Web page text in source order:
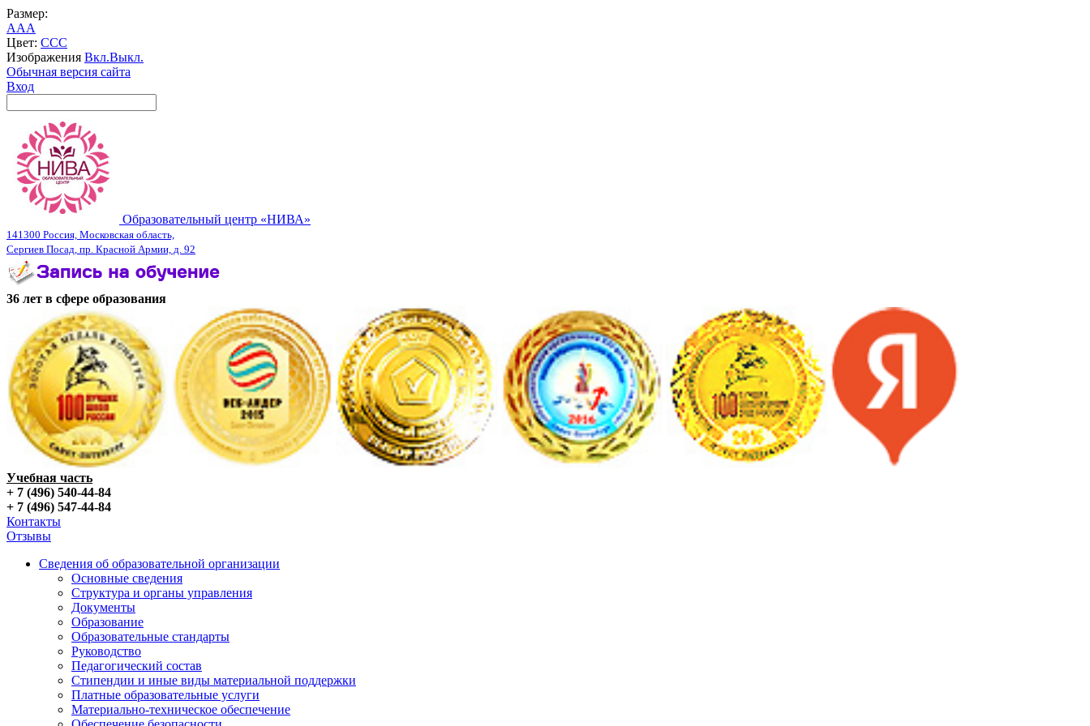
Размер:
AAA
Цвет: CCC
Изображения Вкл.Выкл.
Обычная версия сайта
Вход
Образовательный центр «НИВА»
141300 Россия, Московская область,
Сергиев Посад, пр. Красной Армии, д. 92
36 лет в сфере образования
Учебная часть
+ 7 (496) 540-44-84
+ 7 (496) 547-44-84
Контакты
Отзывы
Сведения об образовательной организации
Основные сведения
Структура и органы управления
Документы
Образование
Образовательные стандарты
Руководство
Педагогический состав
Стипендии и иные виды материальной поддержки
Платные образовательные услуги
Материально-техническое обеспечение